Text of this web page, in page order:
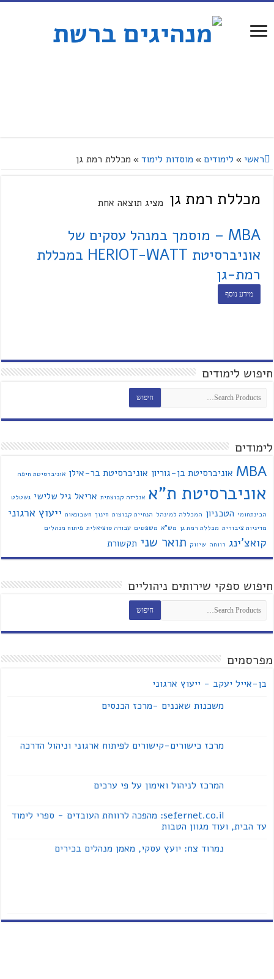
ראשי » לימודים » מוסדות לימוד » מכללת רמת גן
מכללת רמת גן מציג תוצאה אחת
MBA – מוסמך במנהל עסקים של
אוניברסיטת HERIOT-WATT במכללת
רמת-גן
מידע נוסף
חיפוש לימודים
לימודים
MBA אוניברסיטת בן-גוריון אוניברסיטת בר-אילן אוניברסיטת חיפה
אוניברסיטת ת"א אנליזה קבוצתית אריאל גיל שלישי גשטלט
הבינתחומי הטכניון המכללה למינהל הנחיית קבוצות חינוך חשבונאות ייעוץ ארגוני
מדיניות ציבורית מכללת רמת גן מש"א משפטים עבודה סוציאלית פיתוח מנהלים
קואצ'ינג רווחה שיווק תואר שני תקשורת
חיפוש ספקי שירותים ניהוליים
מפרסמים
בן-אייל יעקב - ייעוץ ארגוני
משכנות שאננים -מרכז הכנסים
מרכז כישורים-קישורים לפיתוח ארגוני וניהול הדרכה
המרכז לניהול ואימון על פי ערכים
sefernet.co.il: מהפכה לרווחת העובדים - ספרי לימוד
עד הבית, ועוד מגוון הטבות
נמרוד צח: יועץ עסקי, מאמן מנהלים בכירים